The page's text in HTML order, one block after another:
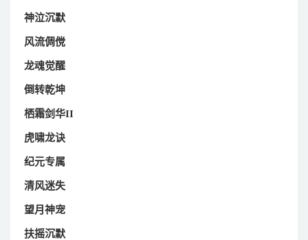
神泣沉默
风流倜傥
龙魂觉醒
倒转乾坤
栖霜剑华II
虎啸龙诀
纪元专属
清风迷失
望月神宠
扶摇沉默